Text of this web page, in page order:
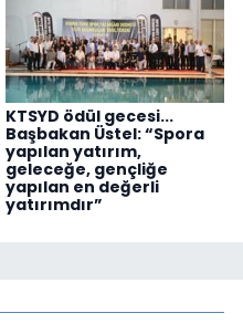
KTSYD ödül gecesi...
Başbakan Üstel: “Spora
yapılan yatırım,
geleceğe, gençliğe
yapılan en değerli
yatırımdır”